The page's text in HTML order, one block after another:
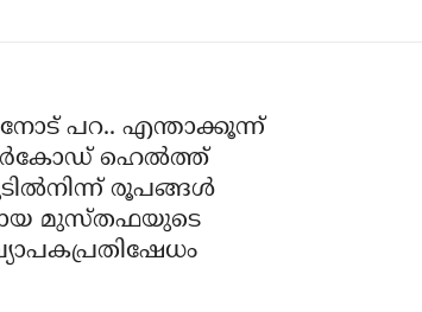
പറ.. എന്താക്കൂന്ന്
ഹെല്‍ത്ത്
രൂപങ്ങള്‍
മുസ്തഫയുടെ